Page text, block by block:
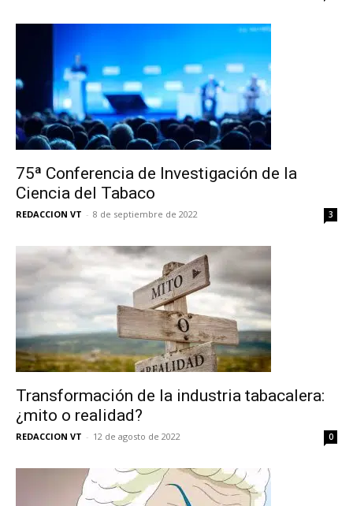
75ª Conferencia de Investigación de la
Ciencia del Tabaco
REDACCION VT - 8 de septiembre de 2022 3
Transformación de la industria tabacalera:
¿mito o realidad?
REDACCION VT - 12 de agosto de 2022 0